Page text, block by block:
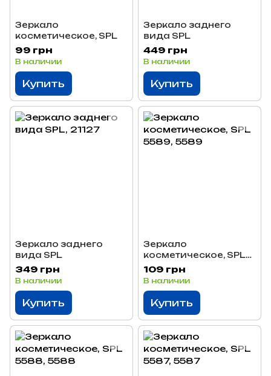
Зеркало
косметическое, SPL
99 грн
В наличии
Купить
Зеркало заднего
вида SPL
449 грн
В наличии
Купить
Зеркало заднего
вида SPL
349 грн
В наличии
Купить
Зеркало
косметическое, SPL
5589
109 грн
В наличии
Купить